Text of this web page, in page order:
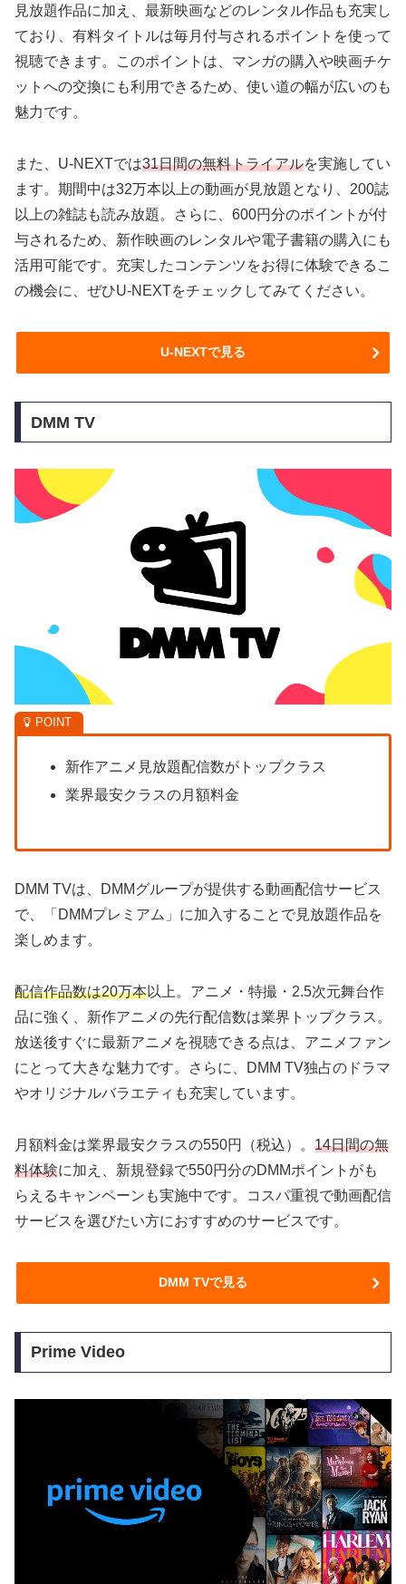
見放題作品に加え、最新映画などのレンタル作品も充実し
ており、有料タイトルは毎月付与されるポイントを使って
視聴できます。このポイントは、マンガの購入や映画チケ
ットへの交換にも利用できるため、使い道の幅が広いのも
魅力です。
また、U-NEXTでは31日間の無料トライアルを実施してい
ます。期間中は32万本以上の動画が見放題となり、200誌
以上の雑誌も読み放題。さらに、600円分のポイントが付
与されるため、新作映画のレンタルや電子書籍の購入にも
活用可能です。充実したコンテンツをお得に体験できるこ
の機会に、ぜひU-NEXTをチェックしてみてください。
U-NEXTで見る
DMM TV
新作アニメ見放題配信数がトップクラス
業界最安クラスの月額料金
DMM TVは、DMMグループが提供する動画配信サービス
で、「DMMプレミアム」に加入することで見放題作品を
楽しめます。
配信作品数は20万本以上。アニメ・特撮・2.5次元舞台作
品に強く、新作アニメの先行配信数は業界トップクラス。
放送後すぐに最新アニメを視聴できる点は、アニメファン
にとって大きな魅力です。さらに、DMM TV独占のドラマ
やオリジナルバラエティも充実しています。
月額料金は業界最安クラスの550円（税込）。 14日間の無
料体験に加え、新規登録で550円分のDMMポイントがも
らえるキャンペーンも実施中です。コスパ重視で動画配信
サービスを選びたい方におすすめのサービスです。
DMM TVで見る
Prime Video